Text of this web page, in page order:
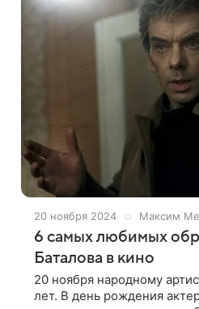
20 ноября 2024 Максим
6 самых любимых
Баталова в кино
20 ноября народному
лет. В день рождения